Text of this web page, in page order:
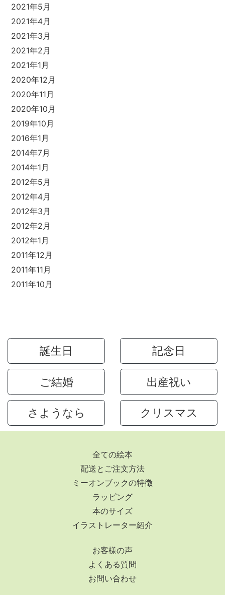
2021年5月
2021年4月
2021年3月
2021年2月
2021年1月
2020年12月
2020年11月
2020年10月
2019年10月
2016年1月
2014年7月
2014年1月
2012年5月
2012年4月
2012年3月
2012年2月
2012年1月
2011年12月
2011年11月
2011年10月
誕生日 記念日
ご結婚 出産祝い
さようなら クリスマス
全ての絵本
配送とご注文方法
ミーオンブックの特徴
ラッピング
本のサイズ
イラストレーター紹介
お客様の声
よくある質問
お問い合わせ